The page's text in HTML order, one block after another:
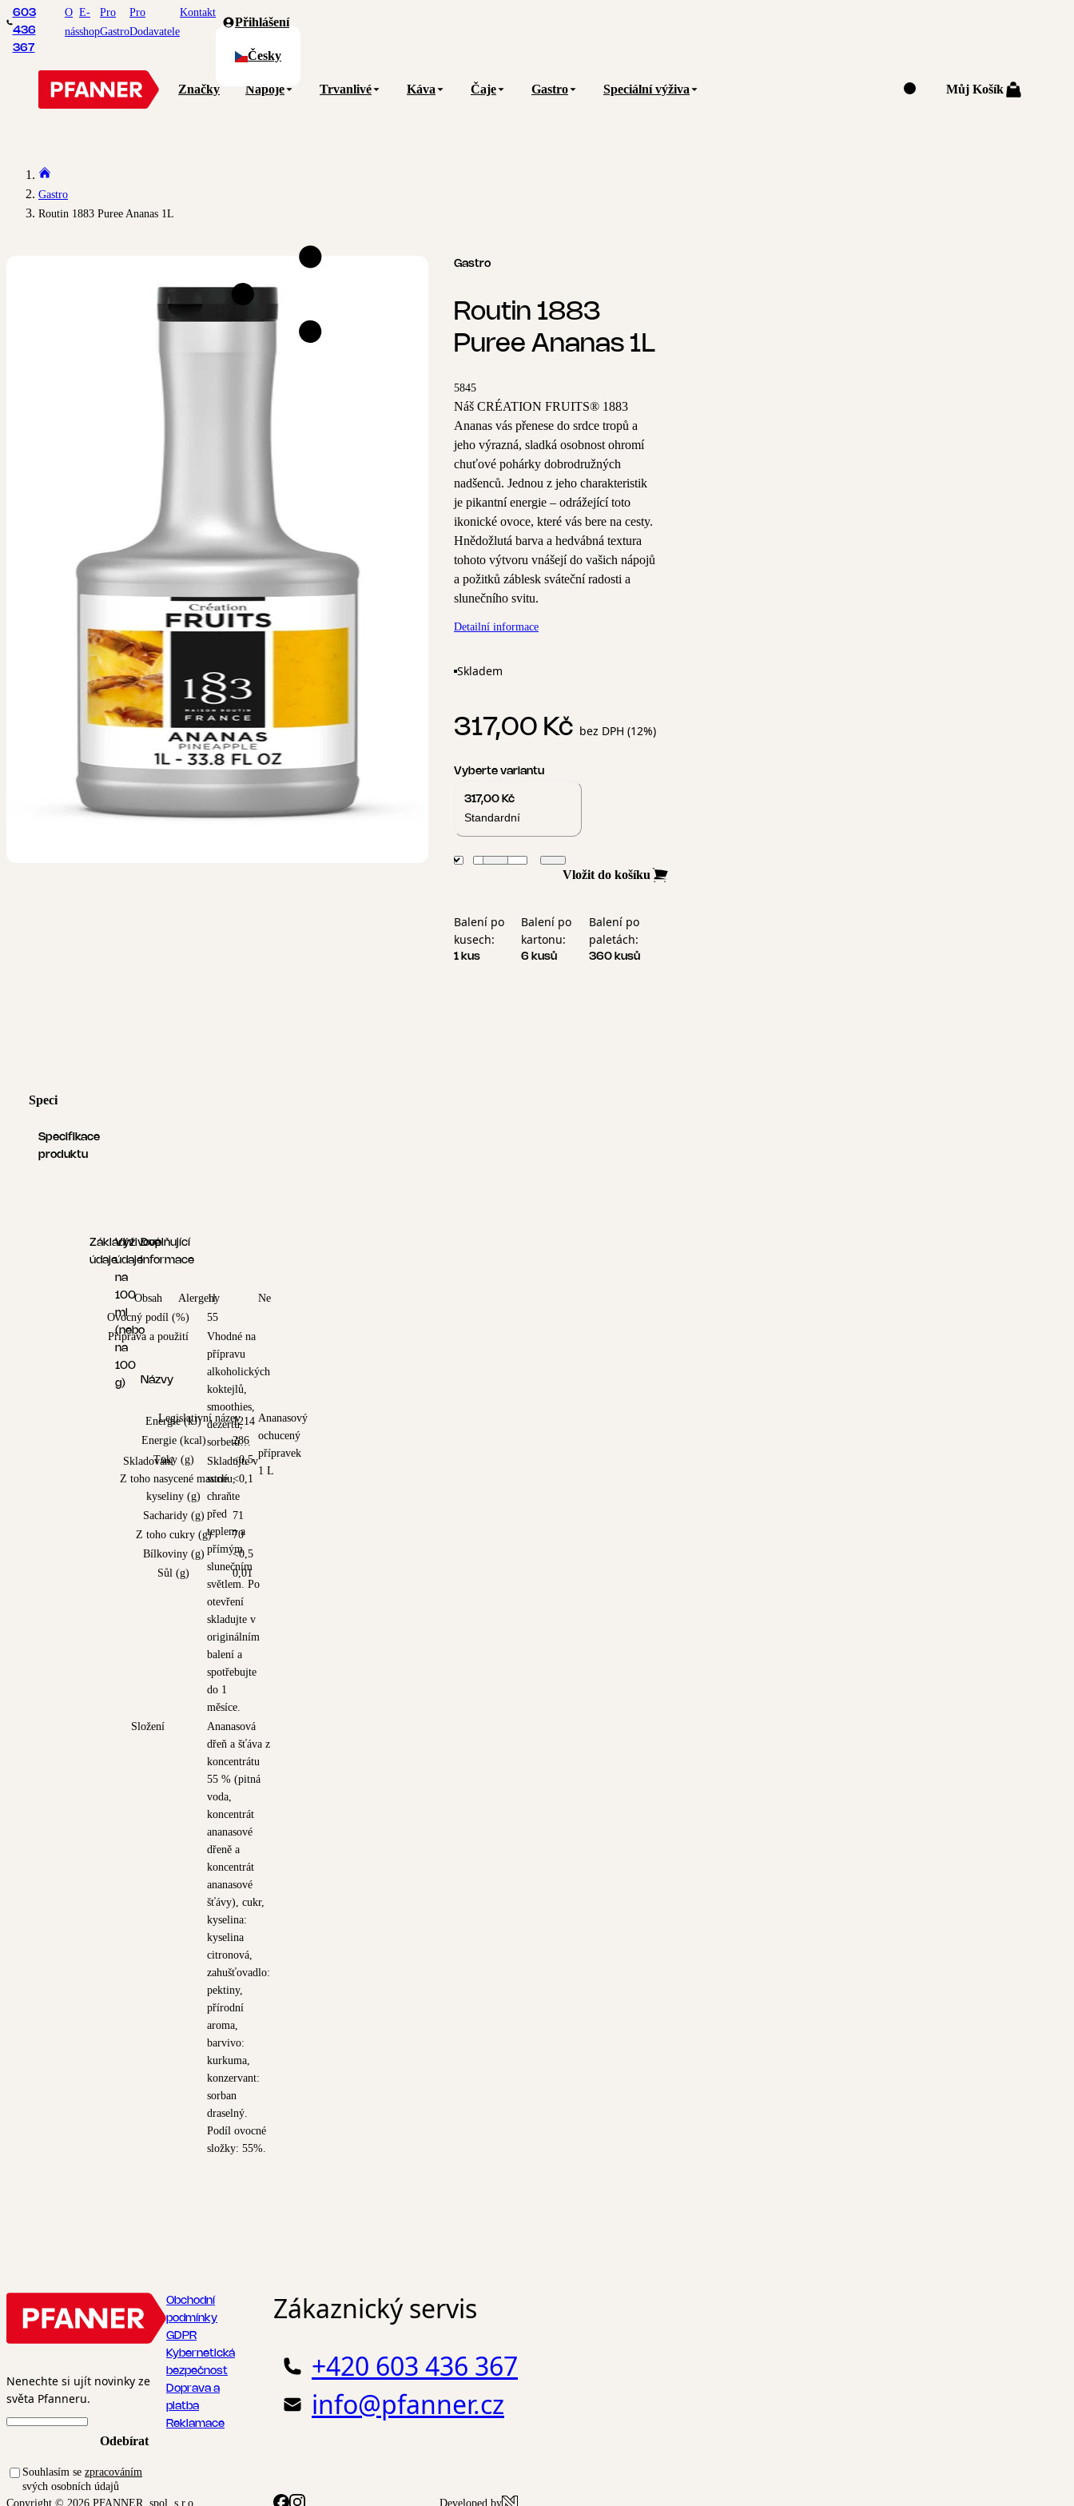
603
436
367
O
nás
E-
shop
Pro
Gastro
Pro
Dodavatele
Kontakt
Česky
Přihlášení
Značky Nápoje Trvanlivé Káva Čaje Gastro Speciální výživa Můj Košík 0
Gastro
Routin 1883 Puree Ananas 1L
Gastro
Routin 1883
Puree Ananas 1L
5845
Náš CRÉATION FRUITS® 1883
Ananas vás přenese do srdce tropů a
jeho výrazná, sladká osobnost ohromí
chuťové pohárky dobrodružných
nadšenců. Jednou z jeho charakteristik
je pikantní energie – odrážející toto
ikonické ovoce, které vás bere na cesty.
Hnědožlutá barva a hedvábná textura
tohoto výtvoru vnášejí do vašich nápojů
a požitků záblesk sváteční radosti a
slunečního svitu.
Detailní informace
Skladem
317,00 Kč bez DPH (12%)
Vyberte variantu
317,00 Kč
Standardní
Vložit do košíku
Balení po
kusech:
1 kus
Balení po
kartonu:
6 kusů
Balení po
paletách:
360 kusů
Specifikace produktu
Specifikace
produktu
Základní
údaje
Obsah
1l
Ovocný podíl (%)
55
Příprava a použití
Vhodné na
přípravu
alkoholických
koktejlů,
smoothies,
dezertů,
sorbetů…
Skladování
Skladujte v
suchu,
chraňte
před
teplem a
přímým
slunečním
světlem. Po
otevření
skladujte v
originálním
balení a
spotřebujte
do 1
měsíce.
Složení
Ananasová
dřeň a šťáva z
koncentrátu
55 % (pitná
voda,
koncentrát
ananasové
dřeně a
koncentrát
ananasové
šťávy), cukr,
kyselina:
kyselina
citronová,
zahušťovadlo:
pektiny,
přírodní
aroma,
barvivo:
kurkuma,
konzervant:
sorban
draselný.
Podíl ovocné
složky: 55%.
Výživové
údaje
na
100
ml
(nebo
na
100
g)
Energie (kJ)
1214
Energie (kcal)
286
Tuky (g)
<0,5
Z toho nasycené mastné
kyseliny (g)
<0,1
Sacharidy (g)
71
Z toho cukry (g)
70
Bílkoviny (g)
<0,5
Sůl (g)
0,01
Doplňující
informace
Alergeny Ne
Názvy
Legislativní název
Ananasový
ochucený
přípravek
1 L
Nenechte si ujít novinky ze
světa Pfanneru.
Odebírat
Souhlasím se zpracováním
svých osobních údajů
Obchodní
podmínky
GDPR
Kybernetická
bezpečnost
Doprava a
platba
Reklamace
Copyright © 2026 PFANNER, spol. s r.o.
Zákaznický servis
+420 603 436 367
info@pfanner.cz
Developed by